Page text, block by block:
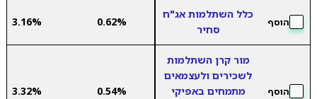
הוסף
כלל השתלמות אג"ח
סחיר
0.62%
3.16%
הוסף
מור קרן השתלמות
לשכירים ולעצמאים
מתמחים באפיקי
0.54%
3.32%